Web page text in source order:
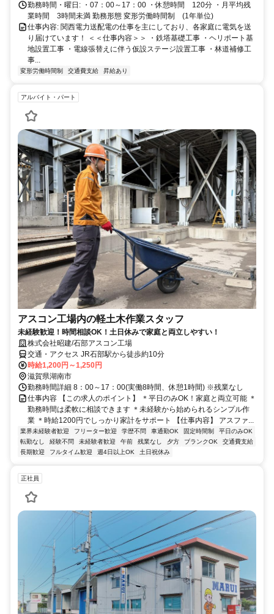
勤務時間・曜日: ・07：00～17：00 ・休憩時間 120分 ・月平均残
業時間 3時間未満 勤務形態 変形労働時間制 (1年単位)
仕事内容: 関西電力送配電の仕事を主にしており、各家庭に電気を送
り届けています！ ＜＜仕事内容＞＞ ・鉄塔基礎工事 ・ヘリポート基
地設置工事 ・電線張替えに伴う仮設ステージ設置工事 ・林道補修工
事...
変形労働時間制 交通費支給 昇給あり
アルバイト・パート
アスコン工場内の軽土木作業スタッフ
未経験歓迎！時間相談OK！土日休みで家庭と両立しやすい！
株式会社昭建/石部アスコン工場
交通・アクセス JR石部駅から徒歩約10分
時給1,200円～1,250円
滋賀県湖南市
勤務時間詳細 8：00～17：00(実働8時間、休憩1時間) ※残業なし
仕事内容 【この求人のポイント】 ＊平日のみOK！家庭と両立可能 ＊
勤務時間は柔軟に相談できます ＊未経験から始められるシンプル作
業 ＊時給1200円でしっかり家計をサポート 【仕事内容】 アスファ...
業界未経験者歓迎 フリーター歓迎 学歴不問 車通勤OK 固定時間制
平日のみOK
転勤なし
経験不問 未経験者歓迎 午前 残業なし 夕方 ブランクOK
交通費支給
長期歓迎
フルタイム歓迎 週4日以上OK 土日祝休み
正社員